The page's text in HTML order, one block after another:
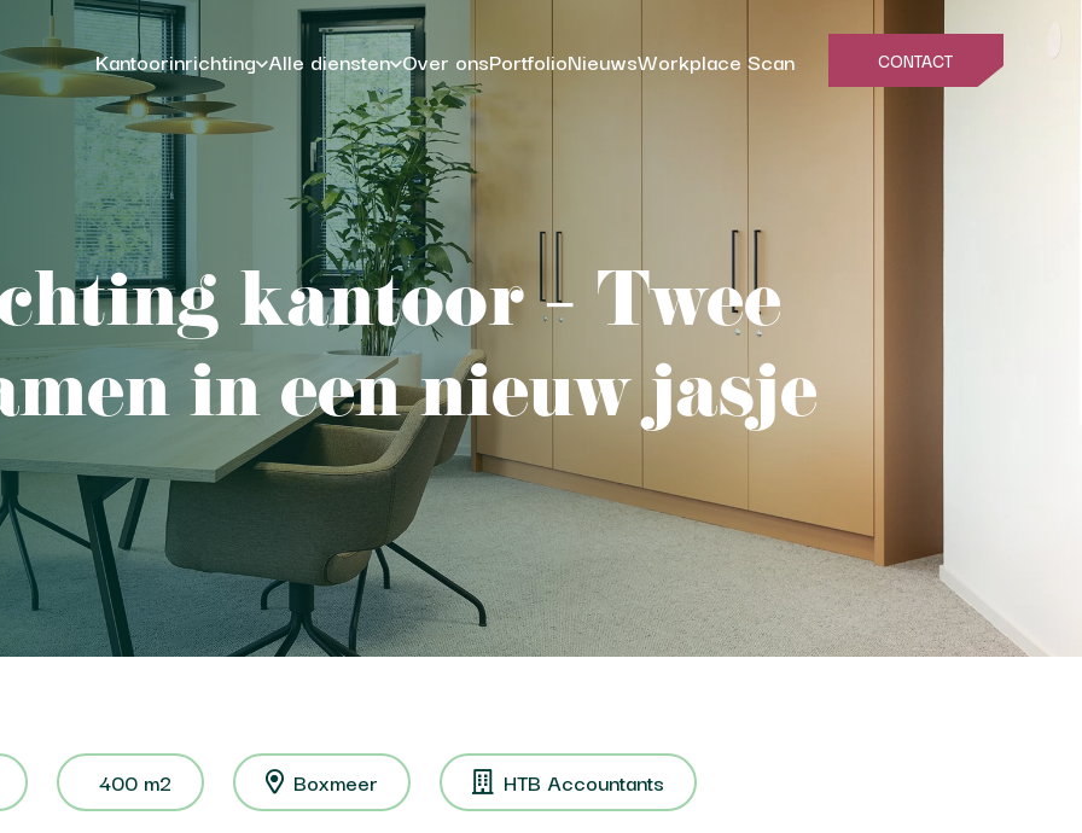
Kantoorinrichting Alle diensten Over onsPortfolioNieuwsWorkplace Scan CONTACT
kantoor – Twee
in een nieuw jasje
400 m2 Boxmeer HTB Accountants